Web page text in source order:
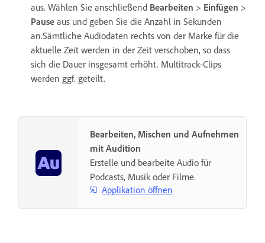
aus. Wählen Sie anschließend Bearbeiten > Einfügen >
Pause aus und geben Sie die Anzahl in Sekunden
an.Sämtliche Audiodaten rechts von der Marke für die
aktuelle Zeit werden in der Zeit verschoben, so dass
sich die Dauer insgesamt erhöht. Multitrack-Clips
werden ggf. geteilt.
Bearbeiten, Mischen und Aufnehmen
mit Audition
Erstelle und bearbeite Audio für
Podcasts, Musik oder Filme.
Applikation öffnen